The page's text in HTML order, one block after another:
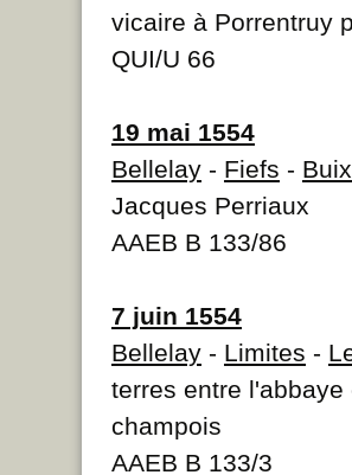
vicaire à Porrentruy
QUI/U 66
19 mai 1554
Bellelay - Fiefs - Buix
Jacques Perriaux
AAEB B 133/86
7 juin 1554
Bellelay - Limites -
terres entre
champois
AAEB B 133/3